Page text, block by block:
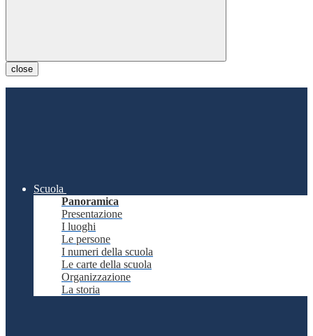
close
Scuola
Panoramica
Presentazione
I luoghi
Le persone
I numeri della scuola
Le carte della scuola
Organizzazione
La storia